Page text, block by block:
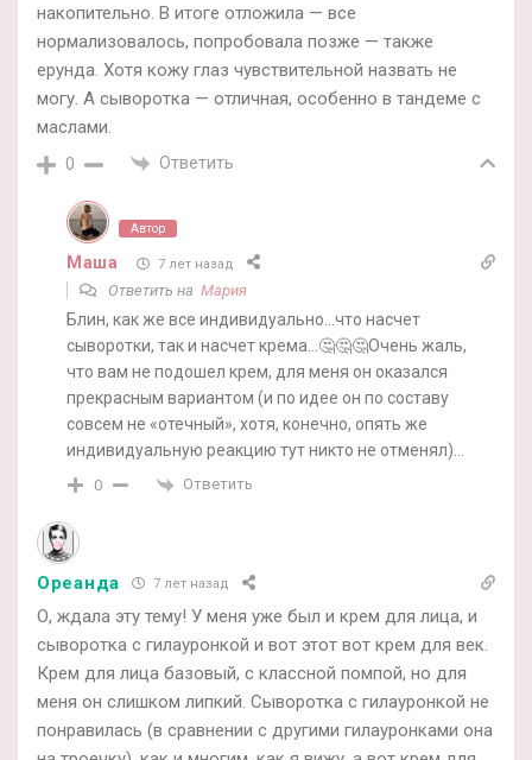
накопительно. В итоге отложила — все
нормализовалось, попробовала позже — также
ерунда. Хотя кожу глаз чувствительной назвать не
могу. А сыворотка — отличная, особенно в тандеме с
маслами.
0 Ответить
Автор
Маша 7 лет назад
Ответить на Мария
Блин, как же все индивидуально…что насчет
сыворотки, так и насчет крема…🤔🤔🤔Очень жаль,
что вам не подошел крем, для меня он оказался
прекрасным вариантом (и по идее он по составу
совсем не «отечный», хотя, конечно, опять же
индивидуальную реакцию тут никто не отменял)…
0 Ответить
Ореанда 7 лет назад
О, ждала эту тему! У меня уже был и крем для лица, и
сыворотка с гилауронкой и вот этот вот крем для век.
Крем для лица базовый, с классной помпой, но для
меня он слишком липкий. Сыворотка с гилауронкой не
понравилась (в сравнении с другими гилауронками она